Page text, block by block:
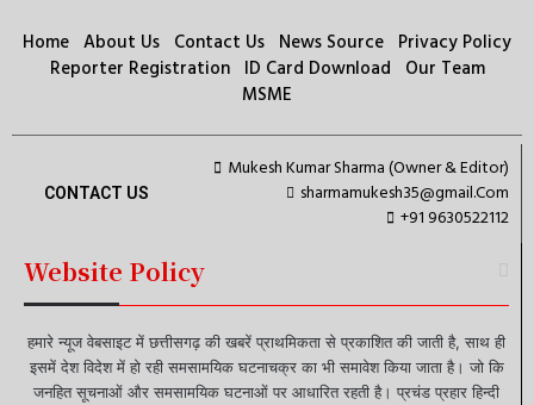
Home About Us Contact Us News Source Privacy Policy
Reporter Registration ID Card Download Our Team
MSME
CONTACT US
Mukesh Kumar Sharma (Owner & Editor)
sharmamukesh35@gmail.Com
+91 9630522112
Website Policy
हमारे न्यूज वेबसाइट में छत्तीसगढ़ की खबरें प्राथमिकता से प्रकाशित की जाती है, साथ ही
इसमें देश विदेश में हो रही समसामयिक घटनाचक्र का भी समावेश किया जाता है। जो कि
जनहित सूचनाओं और समसामयिक घटनाओं पर आधारित रहती है। प्रचंड प्रहार हिन्दी